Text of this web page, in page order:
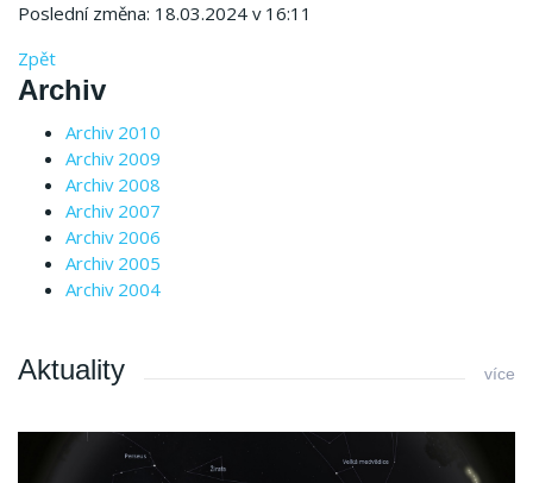
Poslední změna: 18.03.2024 v 16:11
Zpět
Archiv
Archiv 2010
Archiv 2009
Archiv 2008
Archiv 2007
Archiv 2006
Archiv 2005
Archiv 2004
Aktuality více